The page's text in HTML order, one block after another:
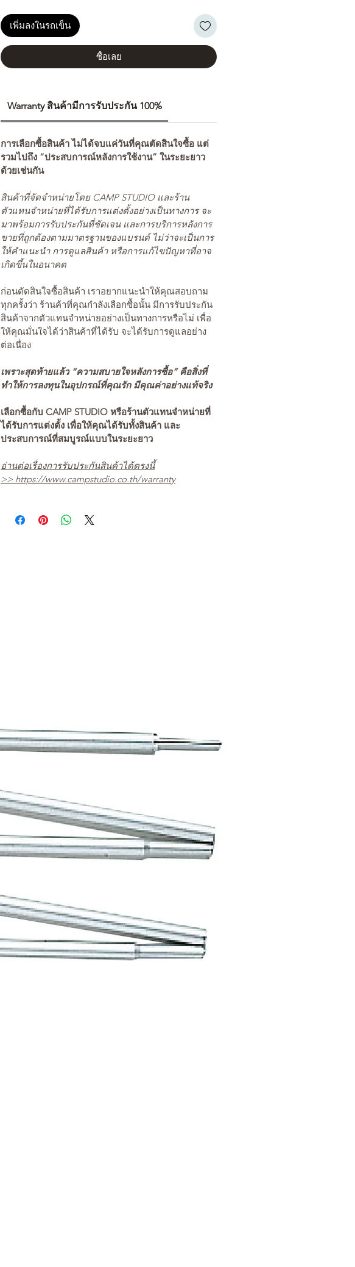
เพิ่มลงในรถเข็น
ซื้อเลย
Warranty สินค้ามีการรับประกัน 100%
การเลือกซื้อสินค้า ไม่ได้จบแค่วันที่คุณตัดสินใจซื้อ แต่
รวมไปถึง “ประสบการณ์หลังการใช้งาน” ในระยะยาว
ด้วยเช่นกัน
สินค้าที่จัดจำหน่ายโดย CAMP STUDIO และร้าน
ตัวแทนจำหน่ายที่ได้รับการแต่งตั้งอย่างเป็นทางการ จะ
มาพร้อมการรับประกันที่ชัดเจน และการบริการหลังการ
ขายที่ถูกต้องตามมาตรฐานของแบรนด์ ไม่ว่าจะเป็นการ
ให้คำแนะนำ การดูแลสินค้า หรือการแก้ไขปัญหาที่อาจ
เกิดขึ้นในอนาคต
ก่อนตัดสินใจซื้อสินค้า เราอยากแนะนำให้คุณสอบถาม
ทุกครั้งว่า ร้านค้าที่คุณกำลังเลือกซื้อนั้น มีการรับประกัน
สินค้าจากตัวแทนจำหน่ายอย่างเป็นทางการหรือไม่ เพื่อ
ให้คุณมั่นใจได้ว่าสินค้าที่ได้รับ จะได้รับการดูแลอย่าง
ต่อเนื่อง
เพราะสุดท้ายแล้ว “ความสบายใจหลังการซื้อ” คือสิ่งที่
ทำให้การลงทุนในอุปกรณ์ที่คุณรัก มีคุณค่าอย่างแท้จริง
เลือกซื้อกับ CAMP STUDIO หรือร้านตัวแทนจำหน่ายที่
ได้รับการแต่งตั้ง เพื่อให้คุณได้รับทั้งสินค้า และ
ประสบการณ์ที่สมบูรณ์แบบในระยะยาว
อ่านต่อเรื่องการรับประกันสินค้าได้ตรงนี้
>> https://www.campstudio.co.th/warranty